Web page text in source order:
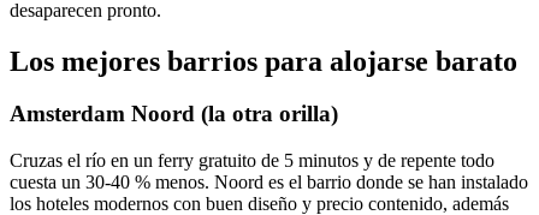
desaparecen pronto.
Los mejores barrios para alojarse barato
Amsterdam Noord (la otra orilla)
Cruzas el río en un ferry gratuito de 5 minutos y de repente todo
cuesta un 30-40 % menos. Noord es el barrio donde se han instalado
los hoteles modernos con buen diseño y precio contenido, además